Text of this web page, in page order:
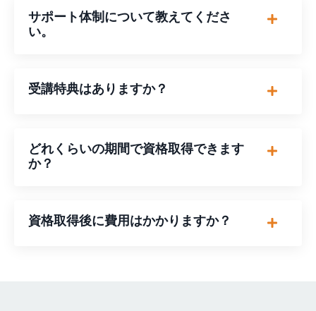
サポート体制について教えてくださ
い。
受講特典はありますか？
どれくらいの期間で資格取得できます
か？
資格取得後に費用はかかりますか？